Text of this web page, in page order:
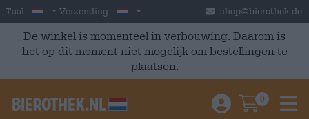
Skip to main content
Taal: Dutch
Verzending: Nederland shop@bierothek.de
De winkel is momenteel in verbouwing. Daarom is
het op dit moment niet mogelijk om bestellingen te
plaatsen.
Einloggen /
0